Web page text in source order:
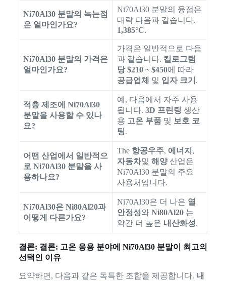
Ni70Al30 분말의 녹는점
은 얼마인가요?
Ni70Al30 분말의 융점은
대략 다음과 같습니다.
1,385°C.
Ni70Al30 분말의 가격은
얼마인가요?
가격은 일반적으로 다음
과 같습니다. 킬로그램
당 $210 ~ $450에 따라
공급업체
및 입자 크기 .
적층 제조에 Ni70Al30
분말을 사용할 수 있나
요?
예, 다음에서 자주 사용
됩니다. 3D 프린팅 생산
용 고온 부품및 보호 코
팅.
어떤 산업에서 일반적으
로 Ni70Al30 분말을 사
용하나요?
The 항공우주, 에너지 ,
자동차및 해양산업은
Ni70Al30 분말의 주요
사용처입니다.
Ni70Al30은 Ni80Al20과
어떻게 다른가요?
Ni70Al30은 더 나은 열
안정성와 Ni80Al20는
약간 더 높은 내산화성.
결론: 결론: 고온 응용 분야에 Ni70Al30 분말이 최고의
선택인 이유
요약하면, 다음과 같은 독특한 조합을 제공합니다. 내